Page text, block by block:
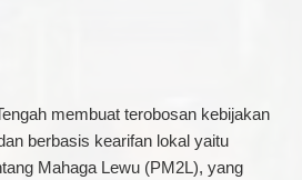
membuat terobosan kebijakan
berbasis kearifan lokal yaitu
Mahaga Lewu (PM2L), yang